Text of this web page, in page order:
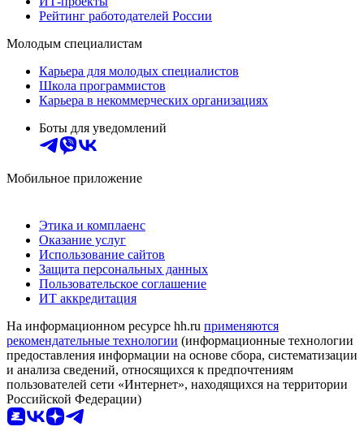
Рейтинг работодателей России
Молодым специалистам
Карьера для молодых специалистов
Школа программистов
Карьера в некоммерческих организациях
Боты для уведомлений
Мобильное приложение
Этика и комплаенс
Оказание услуг
Использование сайтов
Защита персональных данных
Пользовательское соглашение
ИТ аккредитация
На информационном ресурсе hh.ru применяются
рекомендательные технологии (информационные технологии
предоставления информации на основе сбора, систематизации
и анализа сведений, относящихся к предпочтениям
пользователей сети «Интернет», находящихся на территории
Российской Федерации)